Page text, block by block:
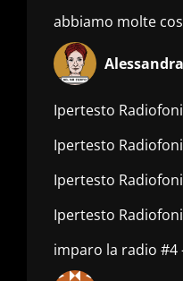
abbiamo molte
Ipertesto
Ipertesto
Ipertesto
Ipertesto
imparo la radio #4